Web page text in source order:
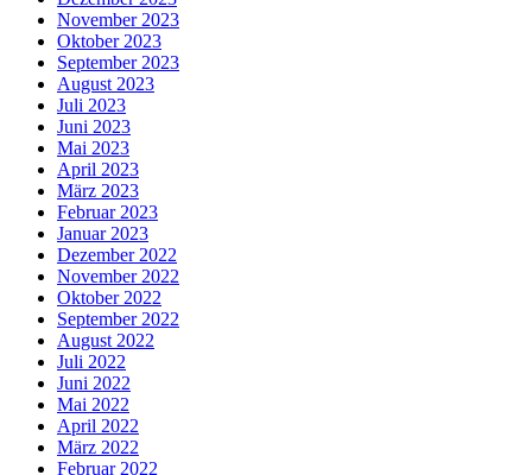
November 2023
Oktober 2023
September 2023
August 2023
Juli 2023
Juni 2023
Mai 2023
April 2023
März 2023
Februar 2023
Januar 2023
Dezember 2022
November 2022
Oktober 2022
September 2022
August 2022
Juli 2022
Juni 2022
Mai 2022
April 2022
März 2022
Februar 2022